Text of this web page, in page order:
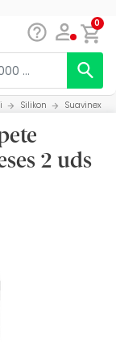
0
Silikon Suavinex
2 uds